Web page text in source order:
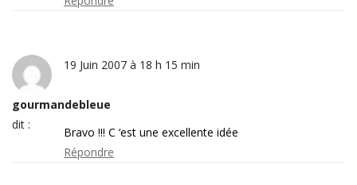
gourmandebleue
dit :
19 Juin 2007 à 18 h 15 min
Bravo !!! C ‘est une excellente idée
Répondre